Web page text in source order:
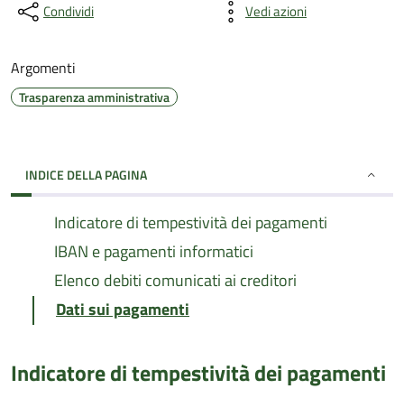
Condividi Vedi azioni
Argomenti
Trasparenza amministrativa
INDICE DELLA PAGINA
Indicatore di tempestività dei pagamenti
IBAN e pagamenti informatici
Elenco debiti comunicati ai creditori
Dati sui pagamenti
Indicatore di tempestività dei pagamenti